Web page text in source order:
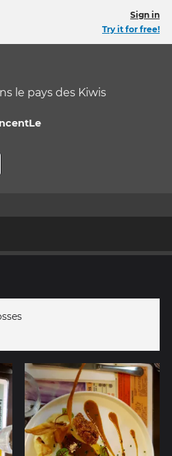
Sign in
Try it for free!
le pays des Kiwis